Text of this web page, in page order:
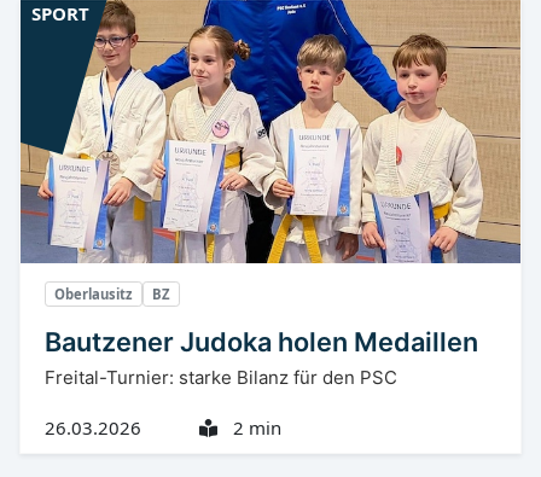
Oberlausitz BZ
Bautzener Judoka holen Medaillen
Freital-Turnier: starke Bilanz für den PSC
26.03.2026 2 min
SPORT